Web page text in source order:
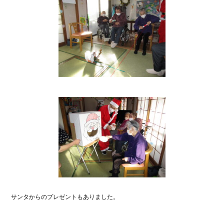
サンタからのプレゼントもありました。